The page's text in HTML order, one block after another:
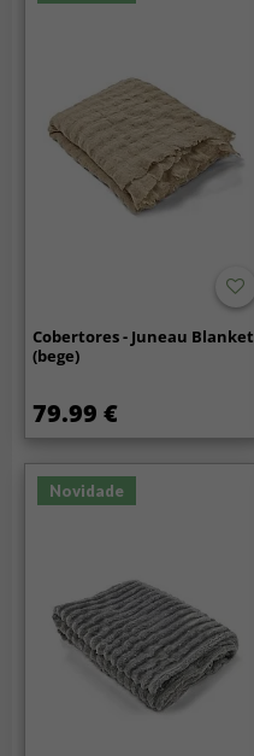
Cobertores - Juneau Blanket
(bege)
79.99 €
Novidade